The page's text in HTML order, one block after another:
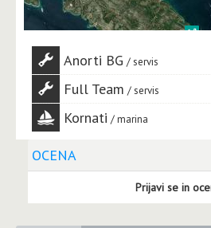
Anorti BG servis
Full Team servis
Kornati marina
OCENA
Prijavi se in